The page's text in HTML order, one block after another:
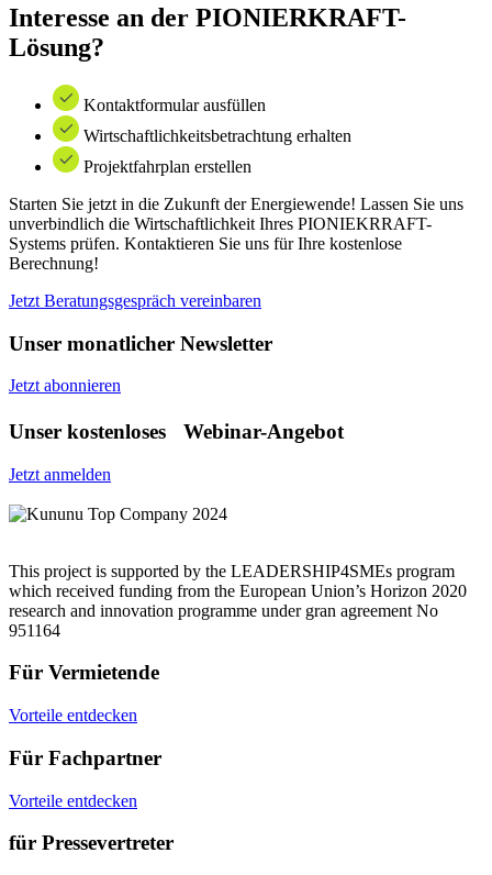
Interesse an der PIONIERKRAFT-
Lösung?
Kontaktformular ausfüllen
Wirtschaftlichkeitsbetrachtung erhalten
Projektfahrplan erstellen
Starten Sie jetzt in die Zukunft der Energiewende! Lassen Sie uns
unverbindlich die Wirtschaftlichkeit Ihres PIONIEKRRAFT-
Systems prüfen. Kontaktieren Sie uns für Ihre kostenlose
Berechnung!
Jetzt Beratungsgespräch vereinbaren
Unser monatlicher Newsletter
Jetzt abonnieren
Unser kostenloses Webinar-Angebot
Jetzt anmelden
This project is supported by the LEADERSHIP4SMEs program
which received funding from the European Union’s Horizon 2020
research and innovation programme under gran agreement No
951164
Für Vermietende
Vorteile entdecken
Für Fachpartner
Vorteile entdecken
für Pressevertreter